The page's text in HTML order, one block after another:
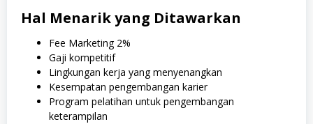
Hal Menarik yang Ditawarkan
Fee Marketing 2%
Gaji kompetitif
Lingkungan kerja yang menyenangkan
Kesempatan pengembangan karier
Program pelatihan untuk pengembangan
keterampilan